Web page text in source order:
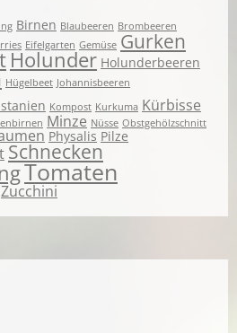
Birnen Blaubeeren Brombeeren
Eifelgarten Gemüse Gurken
Holunder Holunderbeeren
Hügelbeet Johannisbeeren
Kompost Kurkuma Kürbisse
Minze Nüsse Obstgehölzschnitt
Physalis Pilze
Schnecken
Tomaten
Zucchini